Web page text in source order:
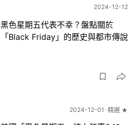
2024-12-12
黑色星期五代表不幸？盤點關於
「Black Friday」的歷史與都市傳說
2024-12-01 精選 ★